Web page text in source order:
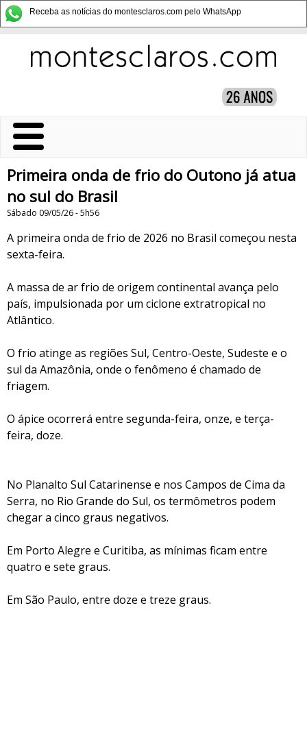
Receba as notícias do montesclaros.com pelo WhatsApp
Primeira onda de frio do Outono já atua
no sul do Brasil
Sábado 09/05/26 - 5h56
A primeira onda de frio de 2026 no Brasil começou nesta
sexta-feira.
A massa de ar frio de origem continental avança pelo
país, impulsionada por um ciclone extratropical no
Atlântico.
O frio atinge as regiões Sul, Centro-Oeste, Sudeste e o
sul da Amazônia, onde o fenômeno é chamado de
friagem.
O ápice ocorrerá entre segunda-feira, onze, e terça-
feira, doze.
No Planalto Sul Catarinense e nos Campos de Cima da
Serra, no Rio Grande do Sul, os termômetros podem
chegar a cinco graus negativos.
Em Porto Alegre e Curitiba, as mínimas ficam entre
quatro e sete graus.
Em São Paulo, entre doze e treze graus.